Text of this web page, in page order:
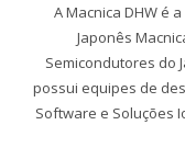
A Macnica DHW é
Japonês
Semicondutores do
possui equipes de
Software e Soluções